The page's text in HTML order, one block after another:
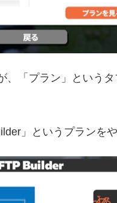
、「プラン」という
」というプランを